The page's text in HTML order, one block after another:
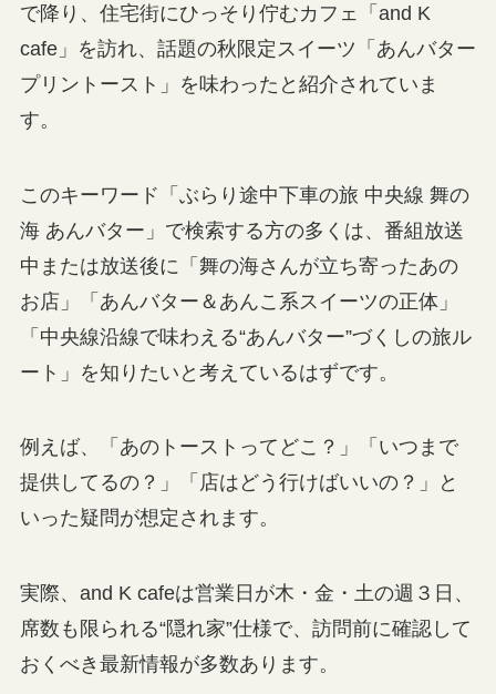
で降り、住宅街にひっそり佇むカフェ「and K
cafe」を訪れ、話題の秋限定スイーツ「あんバター
プリントースト」を味わったと紹介されていま
す。
このキーワード「ぶらり途中下車の旅 中央線 舞の
海 あんバター」で検索する方の多くは、番組放送
中または放送後に「舞の海さんが立ち寄ったあの
お店」「あんバター＆あんこ系スイーツの正体」
「中央線沿線で味わえる“あんバター”づくしの旅ル
ート」を知りたいと考えているはずです。
例えば、「あのトーストってどこ？」「いつまで
提供してるの？」「店はどう行けばいいの？」と
いった疑問が想定されます。
実際、and K cafeは営業日が木・金・土の週３日、
席数も限られる“隠れ家”仕様で、訪問前に確認して
おくべき最新情報が多数あります。